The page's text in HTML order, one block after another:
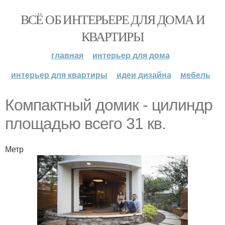
ВСЁ ОБ ИНТЕРЬЕРЕ ДЛЯ ДОМА И
КВАРТИРЫ
главная
интерьер для дома
интерьер для квартиры
идеи дизайна мебель
Компактный домик - цилиндр
площадью всего 31 кв.
Метр